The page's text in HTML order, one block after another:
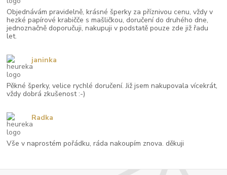
Objednávám pravidelně, krásné šperky za příznivou cenu, vždy v
hezké papírové krabičče s mašličkou, doručení do druhého dne,
jednoznačně doporučuji, nakupuji v podstatě pouze zde již řadu
let.
Pěkné šperky, velice rychlé doručení. Již jsem nakupovala vícekrát,
vždy dobrá zkušenost :-)
janinka
Vše v naprostém pořádku, ráda nakoupím znova. děkuji
Radka